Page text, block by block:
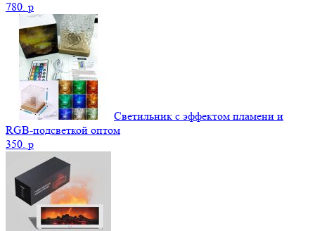
780. p
Светильник с эффектом пламени и
RGB-подсветкой оптом
350. p